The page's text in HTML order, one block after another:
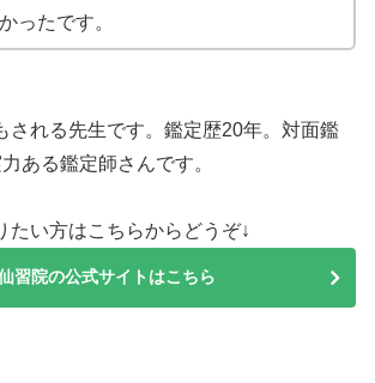
ったです。
れる先生です。鑑定歴20年。対面鑑
ある鑑定師さんです。
たい方はこちらからどうぞ↓
習院の公式サイトはこちら